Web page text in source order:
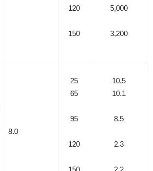
120
150
5,000
3,200
8.0
25
65
95
120
150
10.5
10.1
8.5
2.3
2.2